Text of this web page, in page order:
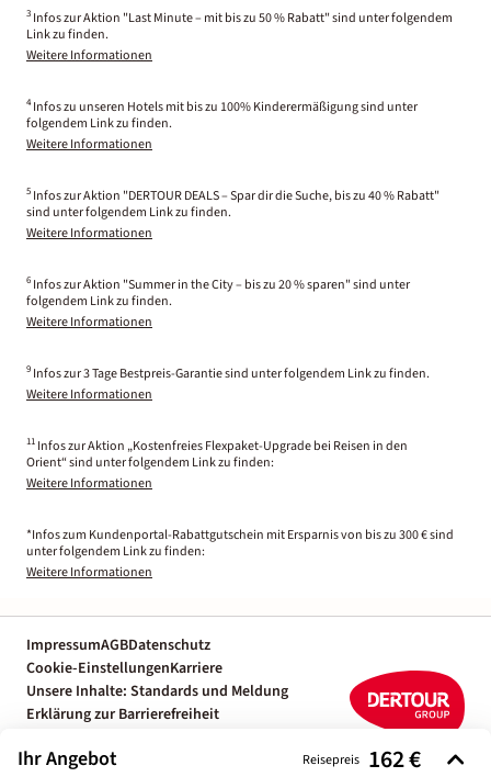
Ihr Angebot Reisepreis 162 €
3 Infos zur Aktion "Last Minute – mit bis zu 50 % Rabatt" sind unter folgendem
Link zu finden.
Weitere Informationen
4 Infos zu unseren Hotels mit bis zu 100% Kinderermäßigung sind unter
folgendem Link zu finden.
Weitere Informationen
5 Infos zur Aktion "DERTOUR DEALS – Spar dir die Suche, bis zu 40 % Rabatt"
sind unter folgendem Link zu finden.
Weitere Informationen
6 Infos zur Aktion "Summer in the City – bis zu 20 % sparen" sind unter
folgendem Link zu finden.
Weitere Informationen
9 Infos zur 3 Tage Bestpreis-Garantie sind unter folgendem Link zu finden.
Weitere Informationen
11 Infos zur Aktion „Kostenfreies Flexpaket-Upgrade bei Reisen in den
Orient“ sind unter folgendem Link zu finden:
Weitere Informationen
*Infos zum Kundenportal-Rabattgutschein mit Ersparnis von bis zu 300 € sind
unter folgendem Link zu finden:
Weitere Informationen
ImpressumAGBDatenschutz
Cookie-EinstellungenKarriere
Unsere Inhalte: Standards und Meldung
Erklärung zur Barrierefreiheit
Reiseexperten